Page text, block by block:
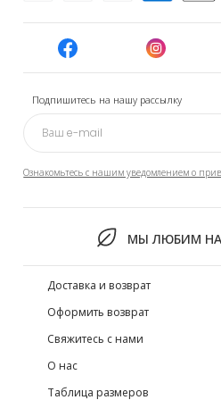
Подпишитесь на нашу рассылку
Ознакомьтесь с нашим уведомлением о
МЫ ЛЮБИМ
Доставка и возврат
Оформить возврат
Свяжитесь с нами
О нас
Таблица размеров